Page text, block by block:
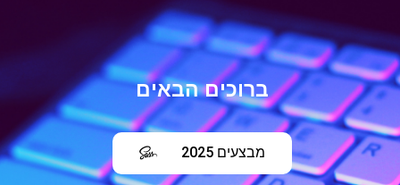
ברוכים הבאים
מבצעים 2025